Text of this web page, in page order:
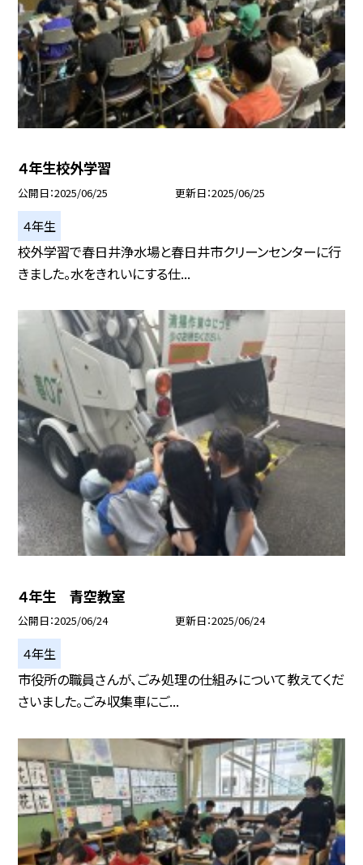
４年生校外学習
公開日 2025/06/25 更新日 2025/06/25
４年生
校外学習で春日井浄水場と春日井市クリーンセンターに行
きました。水をきれいにする仕...
４年生 青空教室
公開日 2025/06/24 更新日 2025/06/24
４年生
市役所の職員さんが、ごみ処理の仕組みについて教えてくだ
さいました。ごみ収集車にご...